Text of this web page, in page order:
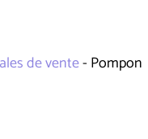
de vente- Pompon